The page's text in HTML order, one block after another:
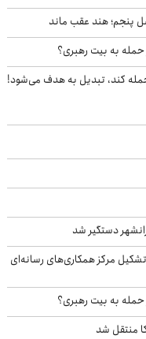
پنجم؛ هند عقب ماند
کند، تبدیل به هدف می‌شود!
دستگیر شد
مرکز همکاری‌های رسانه‌ای
منتقل شد